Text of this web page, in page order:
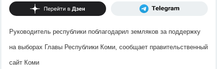
Руководитель республики поблагодарил земляков за поддержку
на выборах Главы Республики Коми, сообщает правительственный
сайт Коми